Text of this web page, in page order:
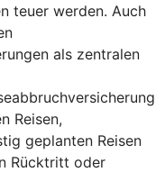
teuer werden. Auch
als zentralen
Reisen,
geplanten Reisen
Rücktritt oder